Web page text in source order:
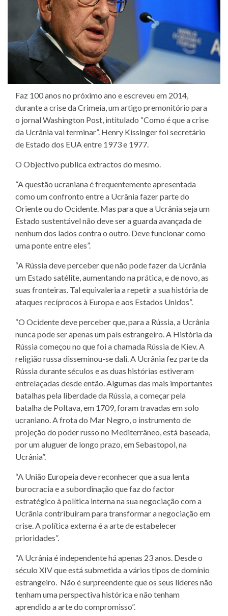
Faz 100 anos no próximo ano e escreveu em 2014,
durante a crise da Crimeia, um artigo premonitório para
o jornal Washington Post, intitulado “Como é que a crise
da Ucrânia vai terminar”. Henry Kissinger foi secretário
de Estado dos EUA entre 1973 e 1977.
O Objectivo publica extractos do mesmo.
“A questão ucraniana é frequentemente apresentada
como um confronto entre a Ucrânia fazer parte do
Oriente ou do Ocidente. Mas para que a Ucrânia seja um
Estado sustentável não deve ser a guarda avançada de
nenhum dos lados contra o outro. Deve funcionar como
uma ponte entre eles”.
“A Rússia deve perceber que não pode fazer da Ucrânia
um Estado satélite, aumentando na prática, e de novo, as
suas fronteiras. Tal equivaleria a repetir a sua história de
ataques recíprocos à Europa e aos Estados Unidos”.
“O Ocidente deve perceber que, para a Rússia, a Ucrânia
nunca pode ser apenas um país estrangeiro. A História da
Rússia começou no que foi a chamada Rússia de Kiev. A
religião russa disseminou-se dali. A Ucrânia fez parte da
Rússia durante séculos e as duas histórias estiveram
entrelaçadas desde então. Algumas das mais importantes
batalhas pela liberdade da Rússia, a começar pela
batalha de Poltava, em 1709, foram travadas em solo
ucraniano. A frota do Mar Negro, o instrumento de
projeção do poder russo no Mediterrâneo, está baseada,
por um aluguer de longo prazo, em Sebastopol, na
Ucrânia”.
“A União Europeia deve reconhecer que a sua lenta
burocracia e a subordinação que faz do factor
estratégico à política interna na sua negociação com a
Ucrânia contribuíram para transformar a negociação em
crise. A política externa é a arte de estabelecer
prioridades”.
“A Ucrânia é independente há apenas 23 anos. Desde o
século XIV que está submetida a vários tipos de domínio
estrangeiro. Não é surpreendente que os seus líderes não
tenham uma perspectiva histórica e não tenham
aprendido a arte do compromisso”.